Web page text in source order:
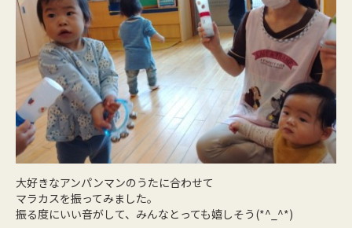
大好きなアンパンマンのうたに合わせて
マラカスを振ってみました。
振る度にいい音がして、みんなとっても嬉しそう(*^_^*)